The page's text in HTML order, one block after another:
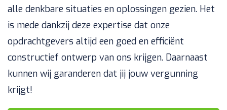
alle denkbare situaties en oplossingen gezien. Het
is mede dankzij deze expertise dat onze
opdrachtgevers altijd een goed en efficiënt
constructief ontwerp van ons krijgen. Daarnaast
kunnen wij garanderen dat jij jouw vergunning
krijgt!